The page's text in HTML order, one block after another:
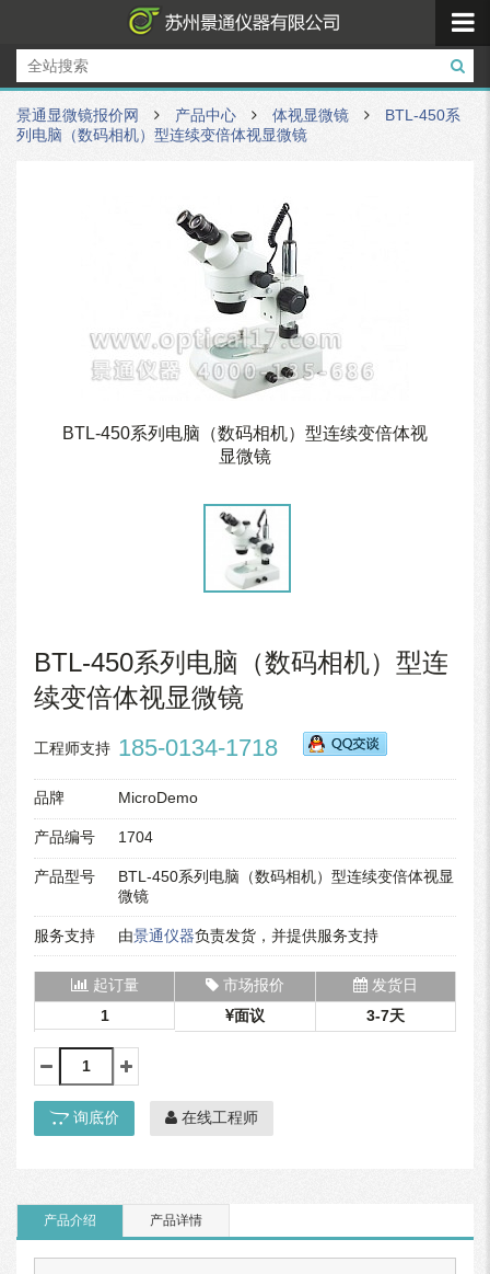
景通显微镜报价网 产品中心 体视显微镜
BTL-450系
列电脑（数码相机）型连续变倍体视显微镜
BTL-450系列电脑（数码相机）型连续变倍体视
显微镜
BTL-450系列电脑（数码相机）型连
续变倍体视显微镜
工程师支持 185-0134-1718
品牌 MicroDemo
产品编号 1704
产品型号
BTL-450系列电脑（数码相机）型连续变倍体视显
微镜
服务支持 由景通仪器负责发货，并提供服务支持
起订量 市场报价
发货日
1
面议 3-7天
询底价 在线工程师
产品介绍 产品详情